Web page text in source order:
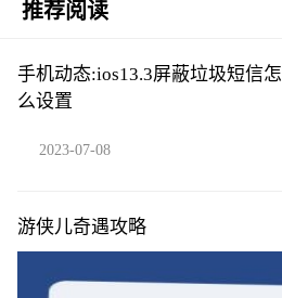
推荐阅读
手机动态:ios13.3屏蔽垃圾短信怎
么设置
2023-07-08
游侠儿奇遇攻略